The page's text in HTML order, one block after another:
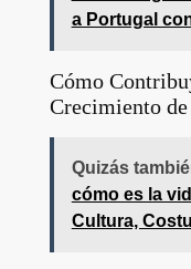
a Portugal
Cómo
Crecimiento
Quizás
cómo es la
Cultura,